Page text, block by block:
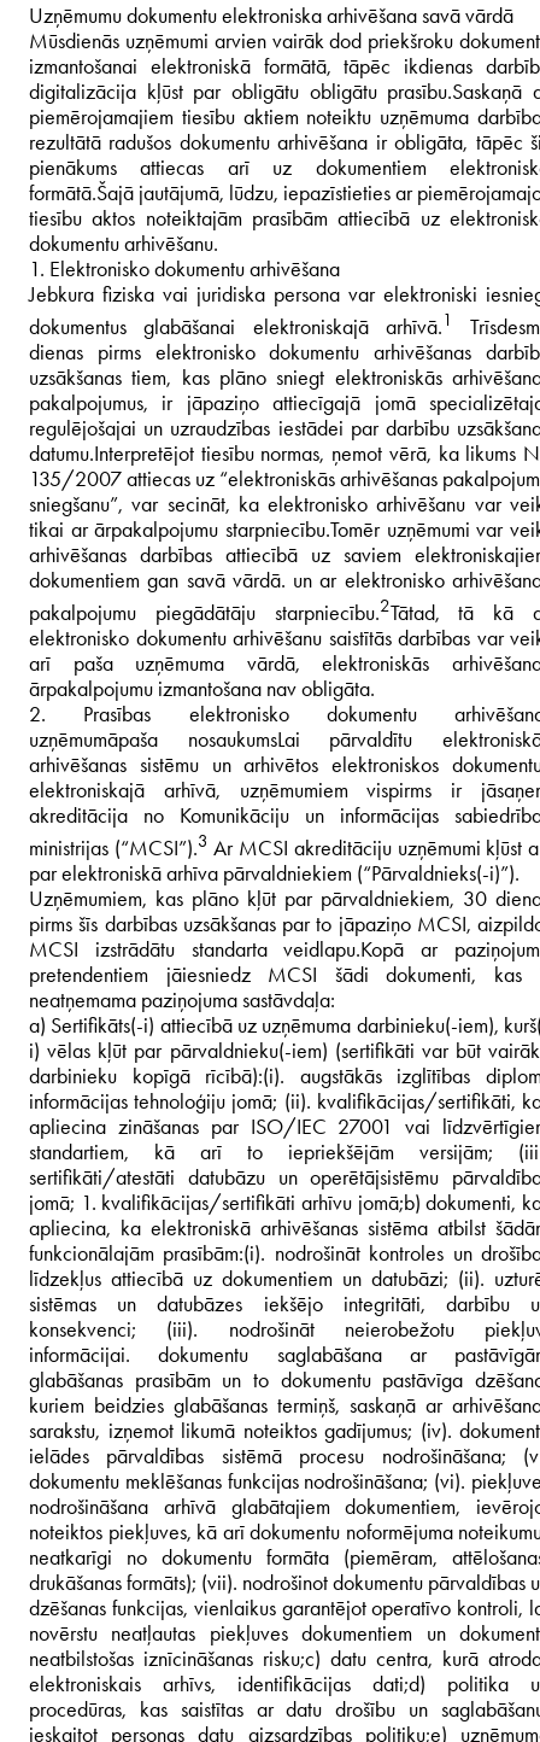
Uzņēmumu dokumentu elektroniska arhivēšana savā vārdā
Mūsdienās uzņēmumi arvien vairāk dod priekšroku
izmantošanai elektroniskā formātā, tāpēc ikdienas
digitalizācija kļūst par obligātu obligātu prasību.Saskaņā
piemērojamajiem tiesību aktiem noteiktu uzņēmuma
rezultātā radušos dokumentu arhivēšana ir obligāta, tāpēc
pienākums attiecas arī uz dokumentiem
formātā.Šajā jautājumā, lūdzu, iepazīstieties ar
tiesību aktos noteiktajām prasībām attiecībā uz
dokumentu arhivēšanu.
1. Elektronisko dokumentu arhivēšana
Jebkura fiziska vai juridiska persona var elektroniski
dokumentus glabāšanai elektroniskajā arhīvā.1
dienas pirms elektronisko dokumentu arhivēšanas
uzsākšanas tiem, kas plāno sniegt elektroniskās
pakalpojumus, ir jāpaziņo attiecīgajā jomā
regulējošajai un uzraudzības iestādei par darbību
datumu.Interpretējot tiesību normas, ņemot vērā, ka likums
135/2007 attiecas uz “elektroniskās arhivēšanas
sniegšanu”, var secināt, ka elektronisko arhivēšanu var
tikai ar ārpakalpojumu starpniecību.Tomēr uzņēmumi var
arhivēšanas darbības attiecībā uz saviem
dokumentiem gan savā vārdā. un ar elektronisko
pakalpojumu piegādātāju starpniecību.2Tātad, tā kā
elektronisko dokumentu arhivēšanu saistītās darbības var
arī paša uzņēmuma vārdā, elektroniskās
ārpakalpojumu izmantošana nav obligāta.
2. Prasības elektronisko dokumentu
uzņēmumāpaša nosaukumsLai pārvaldītu
arhivēšanas sistēmu un arhivētos elektroniskos
elektroniskajā arhīvā, uzņēmumiem vispirms ir
akreditācija no Komunikāciju un informācijas
ministrijas (“MCSI”).3 Ar MCSI akreditāciju uzņēmumi kļūst
par elektroniskā arhīva pārvaldniekiem (“Pārvaldnieks(-i)”).
Uzņēmumiem, kas plāno kļūt par pārvaldniekiem, 30
pirms šīs darbības uzsākšanas par to jāpaziņo MCSI,
MCSI izstrādātu standarta veidlapu.Kopā ar
pretendentiem jāiesniedz MCSI šādi dokumenti, kas
neatņemama paziņojuma sastāvdaļa:
a) Sertifikāts(-i) attiecībā uz uzņēmuma darbinieku(-iem),
i) vēlas kļūt par pārvaldnieku(-iem) (sertifikāti var būt
darbinieku kopīgā rīcībā):(i). augstākās izglītības
informācijas tehnoloģiju jomā; (ii). kvalifikācijas/sertifikāti,
apliecina zināšanas par ISO/IEC 27001 vai
standartiem, kā arī to iepriekšējām versijām;
sertifikāti/atestāti datubāzu un operētājsistēmu
jomā; 1. kvalifikācijas/sertifikāti arhīvu jomā;b) dokumenti,
apliecina, ka elektroniskā arhivēšanas sistēma atbilst
funkcionālajām prasībām:(i). nodrošināt kontroles un
līdzekļus attiecībā uz dokumentiem un datubāzi; (ii).
sistēmas un datubāzes iekšējo integritāti, darbību
konsekvenci; (iii). nodrošināt neierobežotu
informācijai. dokumentu saglabāšana ar
glabāšanas prasībām un to dokumentu pastāvīga
kuriem beidzies glabāšanas termiņš, saskaņā ar
sarakstu, izņemot likumā noteiktos gadījumus; (iv).
ielādes pārvaldības sistēmā procesu nodrošināšana;
dokumentu meklēšanas funkcijas nodrošināšana; (vi).
nodrošināšana arhīvā glabātajiem dokumentiem,
noteiktos piekļuves, kā arī dokumentu noformējuma
neatkarīgi no dokumentu formāta (piemēram,
drukāšanas formāts); (vii). nodrošinot dokumentu pārvaldības
dzēšanas funkcijas, vienlaikus garantējot operatīvo kontroli,
novērstu neatļautas piekļuves dokumentiem un
neatbilstošas ​​iznīcināšanas risku;c) datu centra, kurā
elektroniskais arhīvs, identifikācijas dati;d) politika
procedūras, kas saistītas ar datu drošību un
ieskaitot personas datu aizsardzības politiku;e)